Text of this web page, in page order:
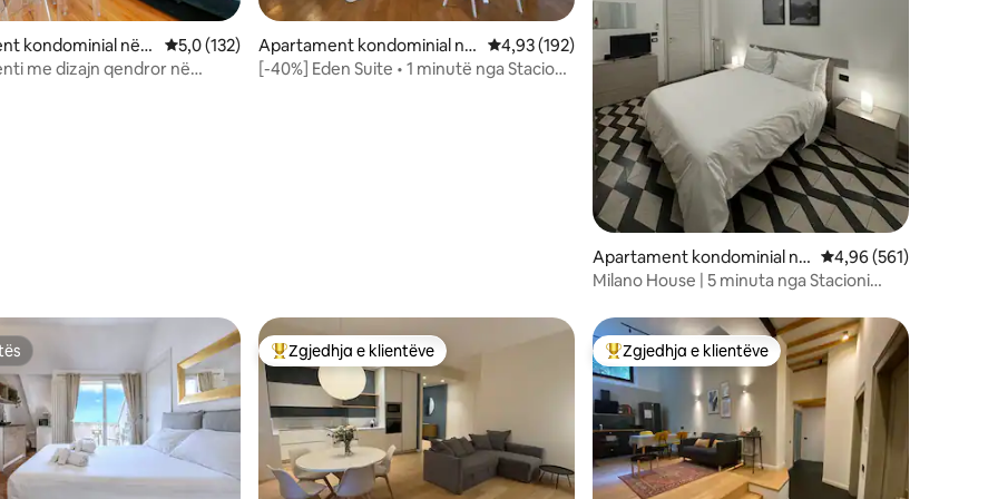
5, 197 vlerësime
kondominial në
Vlerësimi mesatar 5,0 nga 5, 132 vlerësime
5,0 (132)
me dizajn qendror në
Apartament kondominial në
Centrale
Vlerësimi mesatar 4,93 nga 5, 192 vlerësime
4,93 (192)
[-40%] Eden Suite • 1 minutë nga Stacioni
Apartament kondominial në
Centrale
Vlerësimi mesatar
4,96 (561)
Milano House | 5 minuta nga Stacioni
Më të mirat e zgjedhjeve të klientëve
Zgjedhja e klientëve Më të mirat e zgjedhjeve të klientëve
Zgjedhja e klientëve